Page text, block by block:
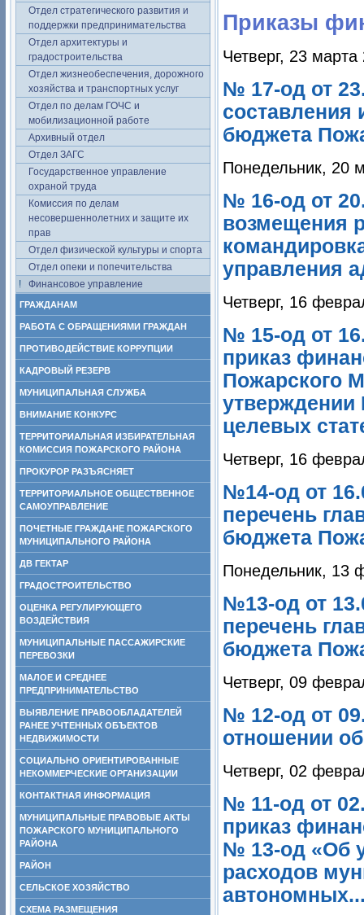
Отдел стратегического развития и
поддержки предпринимательства
Отдел архитектуры и
градостроительства
Отдел жизнеобеспечения, дорожного
хозяйства и транспортных услуг
Отдел по делам ГОЧС и
мобилизационной работе
Архивный отдел
Отдел ЗАГС
Государственное управление
охраной труда
Комиссия по делам
несовершеннолетних и защите их
прав
Отдел физической культуры и спорта
Отдел опеки и попечительства
Финансовое управление
ГРАЖДАНАМ
РАБОТА С ОБРАЩЕНИЯМИ ГРАЖДАН
ПРОТИВОДЕЙСТВИЕ КОРРУПЦИИ
КАДРОВЫЙ РЕЗЕРВ
МУНИЦИПАЛЬНАЯ СЛУЖБА
ВНИМАНИЕ КОНКУРС
ТЕРРИТОРИАЛЬНАЯ ИЗБИРАТЕЛЬНАЯ
КОМИССИЯ ПОЖАРСКОГО РАЙОНА
ПРОКУРОР РАЗЪЯСНЯЕТ
ТЕРРИТОРИАЛЬНОЕ ОБЩЕСТВЕННОЕ
САМОУПРАВЛЕНИЕ
ПОЧЕТНЫЕ ГРАЖДАНЕ ПОЖАРСКОГО
МУНИЦИПАЛЬНОГО РАЙОНА
ДВ ГЕКТАР
ГРАДОСТРОИТЕЛЬСТВО
ОЦЕНКА РЕГУЛИРУЮЩЕГО
ВОЗДЕЙСТВИЯ
МУНИЦИПАЛЬНЫЕ ПАССАЖИРСКИЕ
ПЕРЕВОЗКИ
МАЛОЕ И СРЕДНЕЕ
ПРЕДПРИНИМАТЕЛЬСТВО
ВЫЯВЛЕНИЕ ПРАВООБЛАДАТЕЛЕЙ
РАНЕЕ УЧТЕННЫХ ОБЪЕКТОВ
НЕДВИЖИМОСТИ
СОЦИАЛЬНО ОРИЕНТИРОВАННЫЕ
НЕКОММЕРЧЕСКИЕ ОРГАНИЗАЦИИ
КОНТАКТНАЯ ИНФОРМАЦИЯ
МУНИЦИПАЛЬНЫЕ ПРАВОВЫЕ АКТЫ
ПОЖАРСКОГО МУНИЦИПАЛЬНОГО
РАЙОНА
РАЙОН
СЕЛЬСКОЕ ХОЗЯЙСТВО
СХЕМА РАЗМЕЩЕНИЯ
Приказы
Четверг, 23
№ 17-од от
составления
бюджета
Понедельник, 20
№ 16-од от
возмещения
управления
Четверг, 16
№ 15-од от
приказ
Пожарского
утверждении
целевых
Четверг, 16
№14-од от
перечень
бюджета
Понедельник, 13
№13-од от
перечень
бюджета
Четверг, 09
№ 12-од от
отношении
Четверг, 02
№ 11-од от
приказ
№ 13-од «Об
расходов